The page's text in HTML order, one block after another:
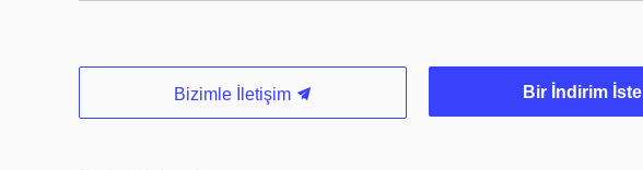
Bizimle İletişim Bir İndirim İste